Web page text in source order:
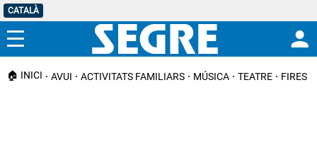
CATALÀ
Menú
🏠 INICI AVUI ACTIVITATS FAMILIARS MÚSICA TEATRE FIRES I